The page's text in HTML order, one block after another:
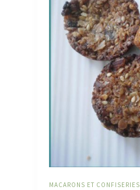
MACARONS ET CONFISERIES